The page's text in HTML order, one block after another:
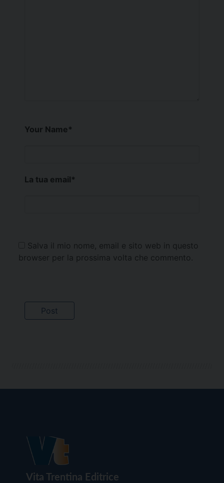
Your Name*
La tua email*
Salva il mio nome, email e sito web in questo
browser per la prossima volta che commento.
Vita Trentina Editrice